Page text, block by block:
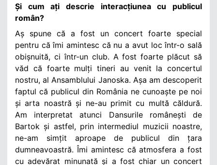
Și cum ați descrie interacțiunea cu publicul
român?
Aș spune că a fost un concert foarte special
pentru că îmi amintesc că nu a avut loc într-o sală
obișnuită, ci într-un club. A fost foarte plăcut să
văd că foarte mulți tineri au venit la concertul
nostru, al Ansamblului Janoska. Așa am descoperit
faptul că publicul din România ne cunoaște pe noi
și arta noastră și ne-au primit cu multă căldură.
Am interpretat atunci Dansurile românești de
Bartok și astfel, prin intermediul muzicii noastre,
ne-am simțit aproape de publicul din țara
dumneavoastră. Îmi amintesc că atmosfera a fost
cu adevărat minunată și a fost chiar un concert